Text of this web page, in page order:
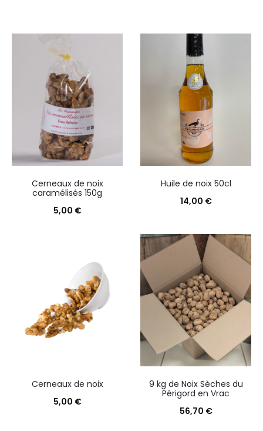
Cerneaux de noix
caramélisés 150g
5,00 €
Huile de noix 50cl
14,00 €
Cerneaux de noix
5,00 €
9 kg de Noix Sèches du
Périgord en Vrac
56,70 €